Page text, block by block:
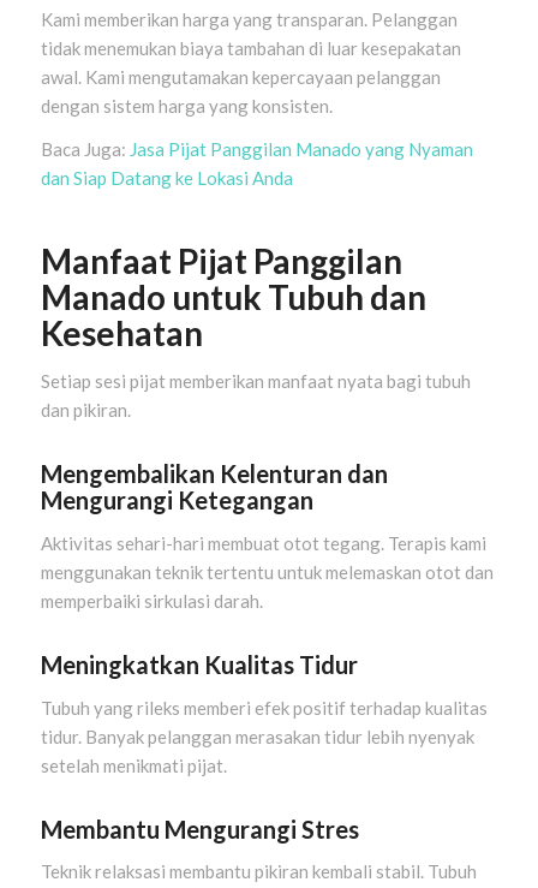
Kami memberikan harga yang transparan. Pelanggan
tidak menemukan biaya tambahan di luar kesepakatan
awal. Kami mengutamakan kepercayaan pelanggan
dengan sistem harga yang konsisten.
Baca Juga: Jasa Pijat Panggilan Manado yang Nyaman
dan Siap Datang ke Lokasi Anda
Manfaat Pijat Panggilan
Manado untuk Tubuh dan
Kesehatan
Setiap sesi pijat memberikan manfaat nyata bagi tubuh
dan pikiran.
Mengembalikan Kelenturan dan
Mengurangi Ketegangan
Aktivitas sehari-hari membuat otot tegang. Terapis kami
menggunakan teknik tertentu untuk melemaskan otot dan
memperbaiki sirkulasi darah.
Meningkatkan Kualitas Tidur
Tubuh yang rileks memberi efek positif terhadap kualitas
tidur. Banyak pelanggan merasakan tidur lebih nyenyak
setelah menikmati pijat.
Membantu Mengurangi Stres
Teknik relaksasi membantu pikiran kembali stabil. Tubuh